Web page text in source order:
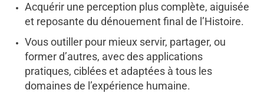
Acquérir une perception plus complète, aiguisée
et reposante du dénouement final de l’Histoire.
Vous outiller pour mieux servir, partager, ou
former d’autres, avec des applications
pratiques, ciblées et adaptées à tous les
domaines de l’expérience humaine.